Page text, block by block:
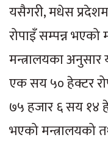
यसैगरी, मधेस
रोपाइँ सम्पन्न
मन्त्रालयका
एक सय ५० हेक्टर
७५ हजार ६ सय १४
भएको मन्त्रालयको